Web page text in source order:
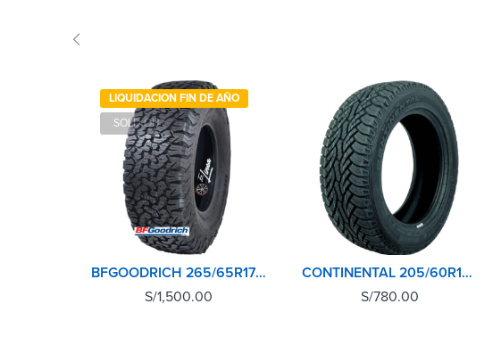
LIQUIDACION FIN DE AÑO
SOLD OUT
BFGOODRICH 265/65R17 120S ALL TERRAIN KO2 A/T LRE RWL
S/1,500.00
CONTINENTAL 205/60R15 91H CROSSCONTACT AT
S/780.00